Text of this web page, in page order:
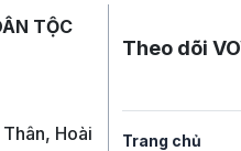
TỘC
Hoài
Mạng
Theo dõi
Trang chủ